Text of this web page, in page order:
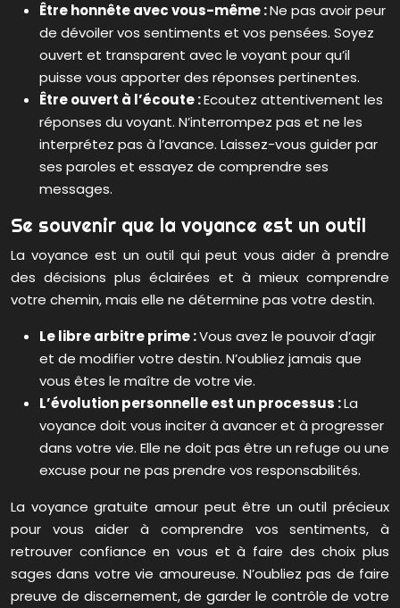
Être honnête avec vous-même :Ne pas avoir peur
de dévoiler vos sentiments et vos pensées. Soyez
ouvert et transparent avec le voyant pour qu’il
puisse vous apporter des réponses pertinentes.
Être ouvert à l’écoute :Ecoutez attentivement les
réponses du voyant. N’interrompez pas et ne les
interprétez pas à l’avance. Laissez-vous guider par
ses paroles et essayez de comprendre ses
messages.
Se souvenir que la voyance est un outil
La voyance est un outil qui peut vous aider à prendre
des décisions plus éclairées et à mieux comprendre
votre chemin, mais elle ne détermine pas votre destin.
Le libre arbitre prime :Vous avez le pouvoir d’agir
et de modifier votre destin. N’oubliez jamais que
vous êtes le maître de votre vie.
L’évolution personnelle est un processus :La
voyance doit vous inciter à avancer et à progresser
dans votre vie. Elle ne doit pas être un refuge ou une
excuse pour ne pas prendre vos responsabilités.
La voyance gratuite amour peut être un outil précieux
pour vous aider à comprendre vos sentiments, à
retrouver confiance en vous et à faire des choix plus
sages dans votre vie amoureuse. N’oubliez pas de faire
preuve de discernement, de garder le contrôle de votre